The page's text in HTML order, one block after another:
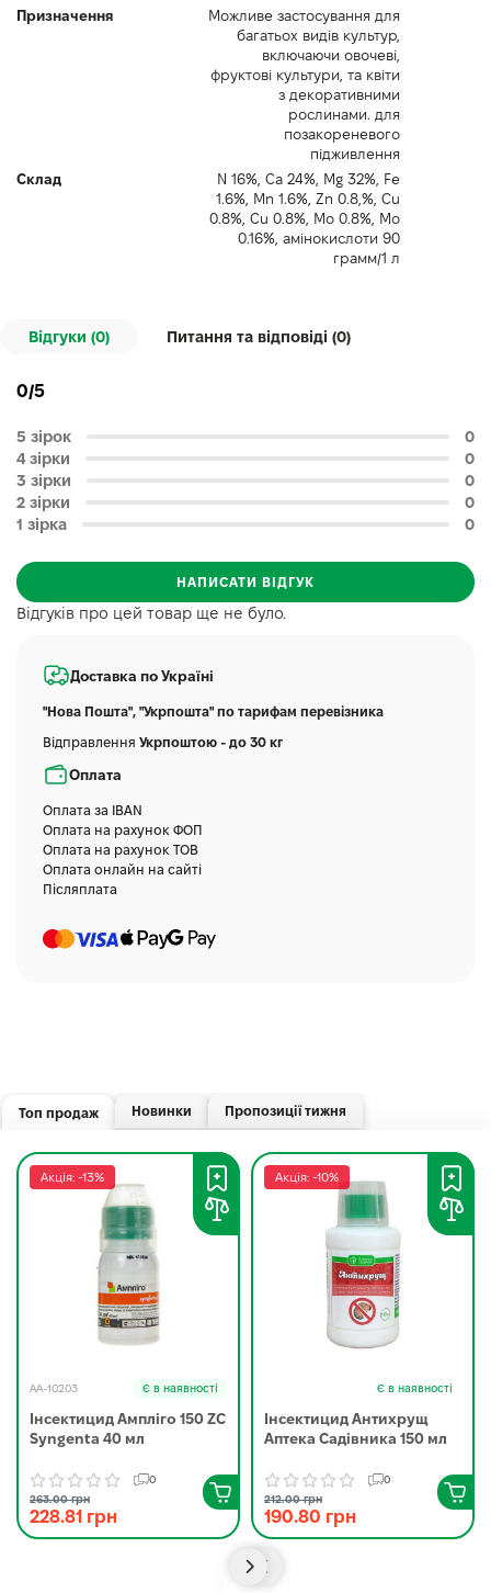
Призначення
Можливе застосування для
багатьох видів культур,
включаючи овочеві,
фруктові культури, та квіти
з декоративними
рослинами. для
позакореневого
підживлення
Склад
N 16%, Са 24%, Мg 32%, Fе
1.6%, Mn 1.6%, Zn 0.8,%, Сu
0.8%, Сu 0.8%, Мо 0.8%, Мо
0.16%, амінокислоти 90
грамм/1 л
Відгуки (0) Питання та відповіді (0)
Відгуків про цей товар ще не було.
0/5
5 зірок
0
4 зірки
0
3 зірки
0
2 зірки
0
1 зірка
0
НАПИСАТИ ВІДГУК
Доставка по Україні
"Нова Пошта", "Укрпошта" по тарифам перевізника
Відправлення Укрпоштою - до 30 кг
Оплата
Оплата за IBAN
Оплата на рахунок ФОП
Оплата на рахунок ТОВ
Оплата онлайн на сайті
Післяплата
Топ продаж Новинки Пропозиції тижня
Акція: -13%
AA-10203 Є в наявності
Інсектицид Ампліго 150 ZC
Syngenta 40 мл
0
263.00 грн
228.81 грн
Акція: -10%
Є в наявності
Інсектицид Антихрущ
Аптека Садівника 150 мл
0
212.00 грн
190.80 грн